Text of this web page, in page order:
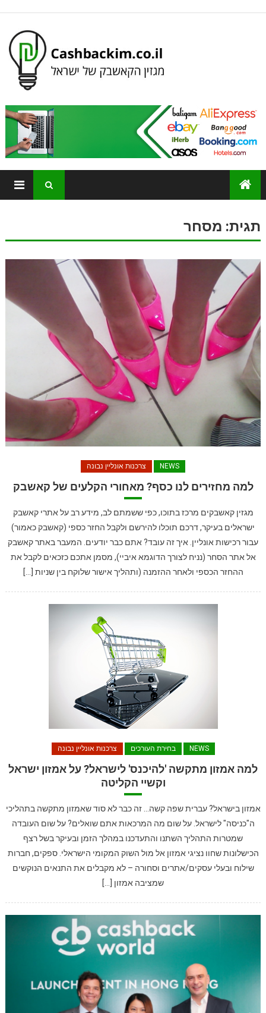
תגית: מסחר
NEWS צרכנות אונליין נבונה
למה מחזירים לנו כסף? מאחורי הקלעים של קאשבק
מגזין קאשבקים מרכז בתוכו, כפי ששמתם לב, מידע רב על אתרי קאשבק
ישראלים בעיקר, דרכם תוכלו להירשם ולקבל החזר כספי (קאשבק כאמור)
עבור רכישות אונליין. איך זה עובד? אתם כבר יודעים. המעבר באתר קאשבק
אל אתר הסחר (נניח לצורך הדוגמא איביי), מסמן אתכם כזכאים לקבל את
ההחזר הכספי ולאחר ההזמנה (ותהליך אישור שלוקח בין שניות […]
NEWS בחירת העורכים צרכנות אונליין נבונה
למה אמזון מתקשה 'להיכנס' לישראל? על אמזון ישראל
וקשיי הקליטה
אמזון בישראל? עברית שפה קשה… זה כבר לא סוד שאמזון מתקשה בתהליכי
ה"כניסה" לישראל. על שום מה המרכאות אתם שואלים? על שום העובדה
שמטרות התהליך השתנו והתעדכנו במהלך הזמן ובעיקר בשל רצף
הכישלונות שחוו נציגי אמזון אל מול השוק המקומי הישראלי. ספקים, חברות
שילוח ובעלי עסקים/אתרים וסחורה – לא מקבלים את התנאים הנוקשים
שמציבה אמזון […]